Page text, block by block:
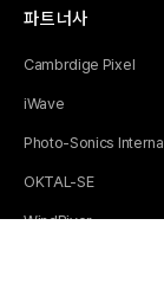
파트너사
Cambrdige Pixel
iWave
OKTAL-SE
WindRiver